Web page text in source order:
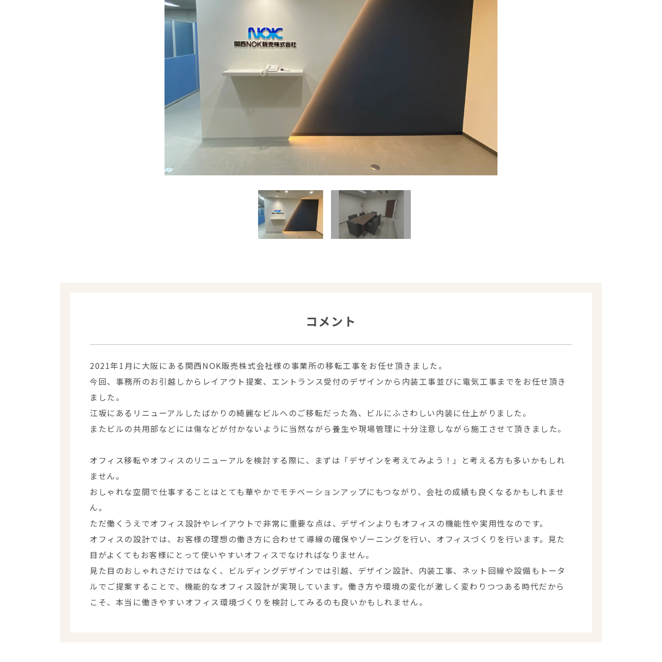
コメント
2021年1月に大阪にある関西NOK販売株式会社様の事業所の移転工事をお任せ頂きました。
今回、事務所のお引越しからレイアウト提案、エントランス受付のデザインから内装工事並びに電気工事までをお任せ頂き
ました。
江坂にあるリニューアルしたばかりの綺麗なビルへのご移転だった為、ビルにふさわしい内装に仕上がりました。
またビルの共用部などには傷などが付かないように当然ながら養生や現場管理に十分注意しながら施工させて頂きました。
オフィス移転やオフィスのリニューアルを検討する際に、まずは「デザインを考えてみよう！」と考える方も多いかもしれ
ません。
おしゃれな空間で仕事することはとても華やかでモチベーションアップにもつながり、会社の成績も良くなるかもしれませ
ん。
ただ働くうえでオフィス設計やレイアウトで非常に重要な点は、デザインよりもオフィスの機能性や実用性なのです。
オフィスの設計では、お客様の理想の働き方に合わせて導線の確保やゾーニングを行い、オフィスづくりを行います。見た
目がよくてもお客様にとって使いやすいオフィスでなければなりません。
見た目のおしゃれさだけではなく、ビルディングデザインでは引越、デザイン設計、内装工事、ネット回線や設備もトータ
ルでご提案することで、機能的なオフィス設計が実現しています。働き方や環境の変化が激しく変わりつつある時代だから
こそ、本当に働きやすいオフィス環境づくりを検討してみるのも良いかもしれません。